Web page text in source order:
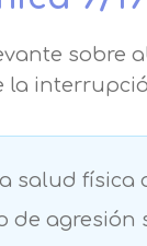
sobre
salud física
de agresión